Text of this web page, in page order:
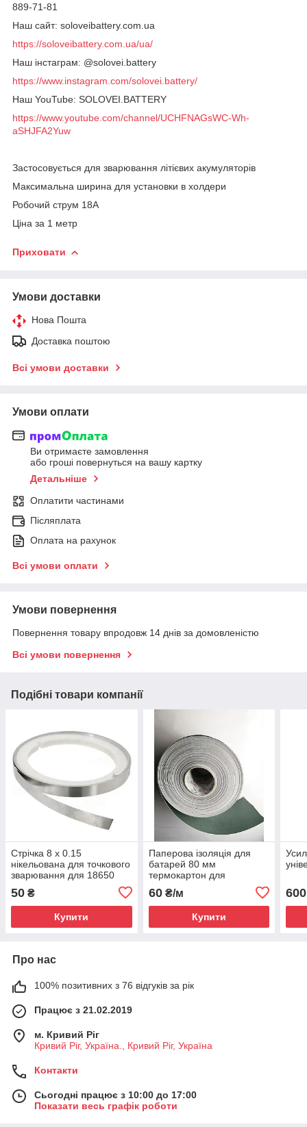
889-71-81
Наш сайт: soloveibattery.com.ua
https://soloveibattery.com.ua/ua/
Наш інстаграм: @solovei.battery
https://www.instagram.com/solovei.battery/
Наш YouTube: SOLOVEI.BATTERY
https://www.youtube.com/channel/UCHFNAGsWC-Wh-
aSHJFA2Yuw
Застосовується для зварювання літієвих акумуляторів
Максимальна ширина для установки в холдери
Робочий струм 18А
Ціна за 1 метр
Приховати
Умови доставки
Нова Пошта
Доставка поштою
Всі умови доставки
Умови оплати
Ви отримаєте замовлення
або гроші повернуться на вашу картку
Детальніше
Оплатити частинами
Післяплата
Оплата на рахунок
Всі умови оплати
Умови повернення
Повернення товару впродовж 14 днів за домовленістю
Всі умови повернення
Подібні товари компанії
Стрічка 8 х 0.15
нікельована для точкового
зварювання для 18650
50 ₴
Купити
Паперова ізоляція для
батарей 80 мм
термокартон для
60₴/м
Купити
600
Про нас
100% позитивних з 76 відгуків за рік
Працює з 21.02.2019
м. Кривий Ріг
Кривий Ріг, Україна., Кривий Ріг, Україна
Контакти
Сьогодні працює з 10:00 до 17:00
Показати весь графік роботи